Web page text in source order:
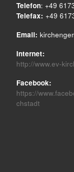
Telefon: +49
Telefax: +49
Email:
Internet:
http://www.ev-
Facebook:
https://
chstadt